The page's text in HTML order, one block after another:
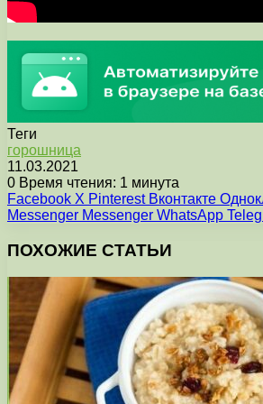
Теги
горошница
11.03.2021
0 Время чтения: 1 минута
Facebook X Pinterest Вконтакте
Messenger Messenger WhatsApp
ПОХОЖИЕ СТАТЬИ